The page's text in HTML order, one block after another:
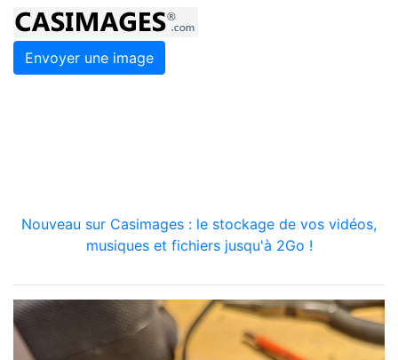
Envoyer une image
Nouveau sur Casimages : le stockage de vos vidéos,
musiques et fichiers jusqu'à 2Go !